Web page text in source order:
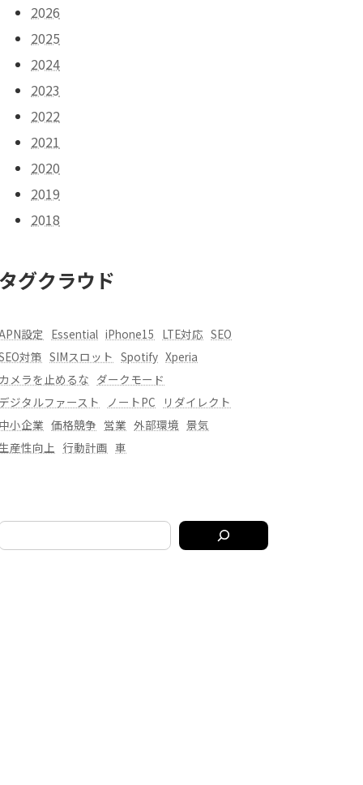
2026
2025
2024
2023
2022
2021
2020
2019
2018
タグクラウド
設定 Essential iPhone15 LTE対応 SEO
対策 SIMスロット Spotify Xperia
カメラを止めるな ダークモード
デジタルファースト
ノートPC
リダイレクト
中小企業 価格競争 営業 外部環境 景気
産性向上 行動計画 車